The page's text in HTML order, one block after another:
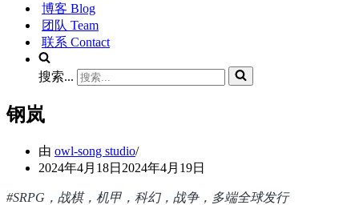
博客 Blog
团队 Team
联系 Contact
搜索...
钢岚
由 owl-song studio
2024年4月18日 2024年4月19日
#SRPG，战棋，机甲，科幻，战争，多端全球发行